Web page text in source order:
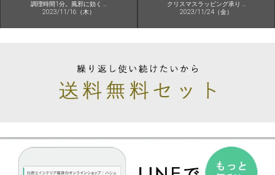
調理時間1分。風邪に効く ...
2023/11/16（木）
クリスマスラッピング承り ...
2023/11/24（金）